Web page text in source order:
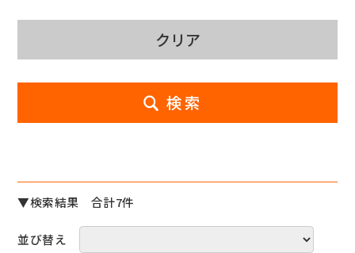
▼検索結果 合計7件
並び替え